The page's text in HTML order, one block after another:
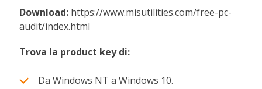
Download: https://www.misutilities.com/free-pc-
audit/index.html
Trova la product key di:
Da Windows NT a Windows 10.